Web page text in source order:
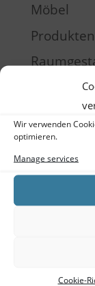
Wir verwenden
optimieren.
Manage services
Cookie-
Möbel
Schulung
Log in